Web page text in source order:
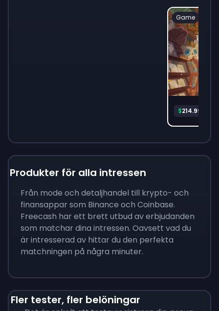
Game
$214.99
Produkter för alla intressen
Från mode och detaljhandel till krypto- och
finansappar som Binance och Coinbase.
Freecash har ett brett utbud av erbjudanden
som matchar dina intressen. Oavsett vad du
är intresserad av hittar du den perfekta
matchningen på några minuter.
Fler tester, fler belöningar